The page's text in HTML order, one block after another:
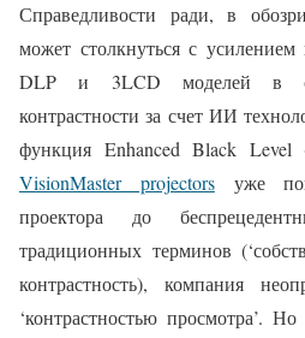
Справедливости ради, в
может столкнуться с
DLP и 3LCD моделей в
контрастности за счет ИИ
функция Enhanced Black
VisionMaster projectorsуже
проектора до
традиционных терминов
контрастность), компания
‘контрастностью просмотра’.